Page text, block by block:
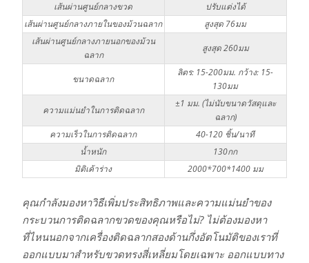
เส้นผ่านศูนย์กลางขวด
ปรับแต่งได้
เส้นผ่านศูนย์กลางภายในของม้วนฉลาก
สูงสุด 76มม
เส้นผ่านศูนย์กลางภายนอกของม้วน
ฉลาก
สูงสุด 260มม
ขนาดฉลาก
ลิตร: 15-200มม. กว้าง: 15-
130มม
ความแม่นยำในการติดฉลาก
±1 มม. (ไม่นับขนาดวัสดุและ
ฉลาก)
ความเร็วในการติดฉลาก
40-120 ชิ้น/นาที
น้ำหนัก
130กก
มิติเค้าร่าง
2000*700*1400 มม
คุณกำลังมองหาวิธีเพิ่มประสิทธิภาพและความแม่นยำของ
กระบวนการติดฉลากขวดของคุณหรือไม่? ไม่ต้องมองหา
ที่ไหนนอกจากเครื่องติดฉลากสองด้านกึ่งอัตโนมัติของเราที่
ออกแบบมาสำหรับขวดทรงสี่เหลี่ยมโดยเฉพาะ ออกแบบทาง